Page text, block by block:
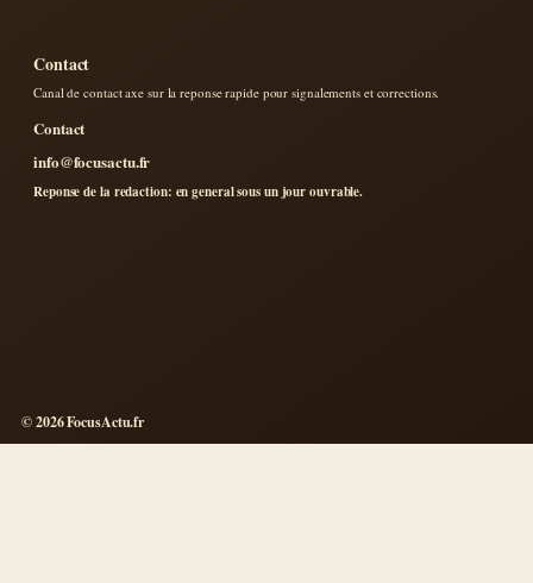
Contact
Canal de contact axe sur la reponse rapide pour signalements et corrections.
Contact
info@focusactu.fr
Reponse de la redaction: en general sous un jour ouvrable.
© 2026 FocusActu.fr